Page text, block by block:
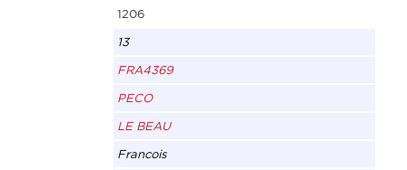
1206
13
FRA4369
PECO
LE BEAU
Francois